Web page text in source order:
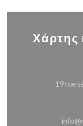
Χάρτης
19 rue